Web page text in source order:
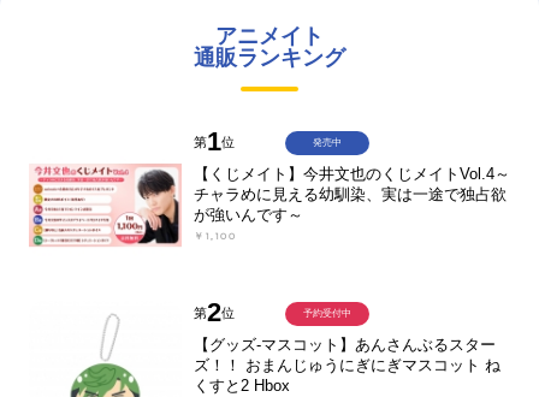
アニメイト
通販ランキング
第1位
【くじメイト】今井文也のくじメイトVol.4～
チャラめに見える幼馴染、実は一途で独占欲
が強いんです～
￥1,100
発売中
第2位
【グッズ-マスコット】あんさんぶるスター
ズ！！ おまんじゅうにぎにぎマスコット ね
くすと2 Hbox
予約受付中